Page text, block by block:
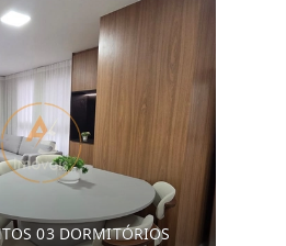
03 DORMITÓRIOS